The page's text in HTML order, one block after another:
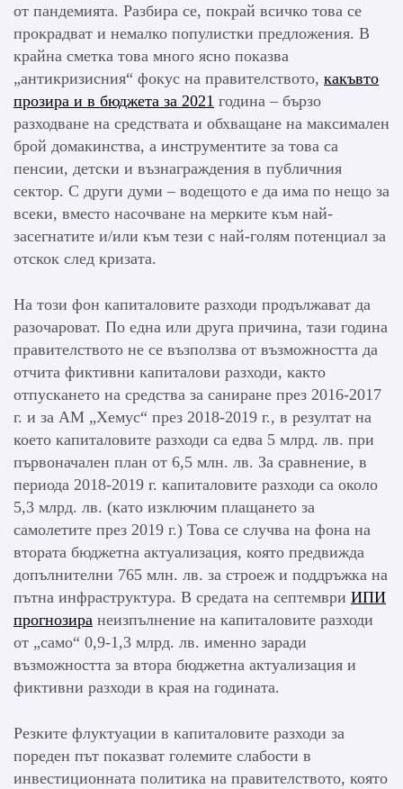
от пандемията. Разбира се, покрай всичко това се
прокрадват и немалко популистки предложения. В
крайна сметка това много ясно показва
„антикризисния“ фокус на правителството, какъвто
прозира и в бюджета за 2021 година – бързо
разходване на средствата и обхващане на максимален
брой домакинства, а инструментите за това са
пенсии, детски и възнаграждения в публичния
сектор. С други думи – водещото е да има по нещо за
всеки, вместо насочване на мерките към най-
засегнатите и/или към тези с най-голям потенциал за
отскок след кризата.
На този фон капиталовите разходи продължават да
разочароват. По една или друга причина, тази година
правителството не се възползва от възможността да
отчита фиктивни капиталови разходи, както
отпускането на средства за саниране през 2016-2017
г. и за АМ „Хемус“ през 2018-2019 г., в резултат на
което капиталовите разходи са едва 5 млрд. лв. при
първоначален план от 6,5 млн. лв. За сравнение, в
периода 2018-2019 г. капиталовите разходи са около
5,3 млрд. лв. (като изключим плащането за
самолетите през 2019 г.) Това се случва на фона на
втората бюджетна актуализация, която предвижда
допълнителни 765 млн. лв. за строеж и поддръжка на
пътна инфраструктура. В средата на септември ИПИ
прогнозира неизпълнение на капиталовите разходи
от „само“ 0,9-1,3 млрд. лв. именно заради
възможността за втора бюджетна актуализация и
фиктивни разходи в края на годината.
Резките флуктуации в капиталовите разходи за
пореден път показват големите слабости в
инвестиционната политика на правителството, която